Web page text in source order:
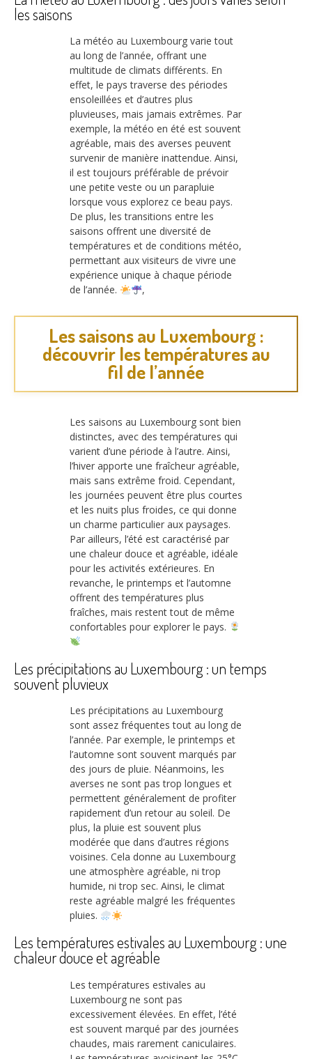
les saisons
La météo au Luxembourg varie tout
au long de l’année, offrant une
multitude de climats différents. En
effet, le pays traverse des périodes
ensoleillées et d’autres plus
pluvieuses, mais jamais extrêmes. Par
exemple, la météo en été est souvent
agréable, mais des averses peuvent
survenir de manière inattendue. Ainsi,
il est toujours préférable de prévoir
une petite veste ou un parapluie
lorsque vous explorez ce beau pays.
De plus, les transitions entre les
saisons offrent une diversité de
températures et de conditions météo,
permettant aux visiteurs de vivre une
expérience unique à chaque période
de l’année.
,
Les saisons au Luxembourg :
découvrir les températures au
fil de l’année
Les saisons au Luxembourg sont bien
distinctes, avec des températures qui
varient d’une période à l’autre. Ainsi,
l’hiver apporte une fraîcheur agréable,
mais sans extrême froid. Cependant,
les journées peuvent être plus courtes
et les nuits plus froides, ce qui donne
un charme particulier aux paysages.
Par ailleurs, l’été est caractérisé par
une chaleur douce et agréable, idéale
pour les activités extérieures. En
revanche, le printemps et l’automne
offrent des températures plus
fraîches, mais restent tout de même
confortables pour explorer le pays.
Les précipitations au Luxembourg : un temps
souvent pluvieux
Les précipitations au Luxembourg
sont assez fréquentes tout au long de
l’année. Par exemple, le printemps et
l’automne sont souvent marqués par
des jours de pluie. Néanmoins, les
averses ne sont pas trop longues et
permettent généralement de profiter
rapidement d’un retour au soleil. De
plus, la pluie est souvent plus
modérée que dans d’autres régions
voisines. Cela donne au Luxembourg
une atmosphère agréable, ni trop
humide, ni trop sec. Ainsi, le climat
reste agréable malgré les fréquentes
pluies.
Les températures estivales au Luxembourg : une
chaleur douce et agréable
Les températures estivales au
Luxembourg ne sont pas
excessivement élevées. En effet, l’été
est souvent marqué par des journées
chaudes, mais rarement caniculaires.